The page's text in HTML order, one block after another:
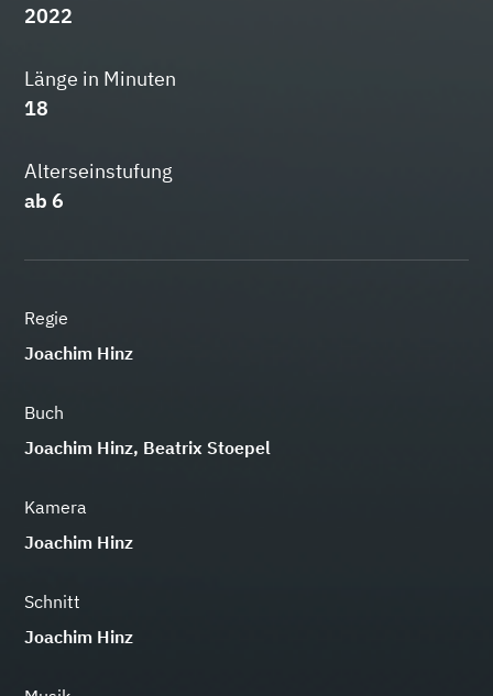
2022
Länge in Minuten
18
Alterseinstufung
ab 6
Regie
Joachim Hinz
Buch
Joachim Hinz, Beatrix Stoepel
Kamera
Joachim Hinz
Schnitt
Joachim Hinz